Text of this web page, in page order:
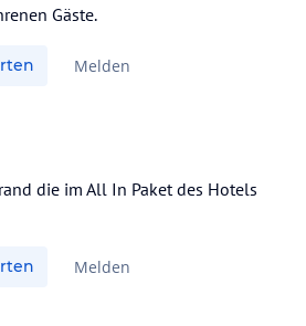
Gäste.
Melden
die im All In Paket des Hotels
Melden